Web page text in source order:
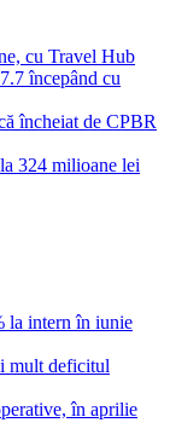
cu Travel Hub
începând cu
încheiat de CPBR
324 milioane lei
la intern în iunie
mult deficitul
în aprilie